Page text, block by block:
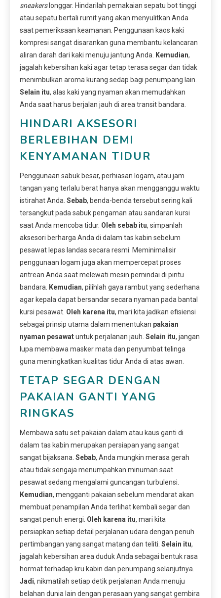
sneakerslonggar. Hindarilah pemakaian sepatu bot tinggi
atau sepatu bertali rumit yang akan menyulitkan Anda
saat pemeriksaan keamanan. Penggunaan kaos kaki
kompresi sangat disarankan guna membantu kelancaran
aliran darah dari kaki menuju jantung Anda.
Kemudian,
jagalah kebersihan kaki agar tetap terasa segar dan tidak
menimbulkan aroma kurang sedap bagi penumpang lain.
Selain itu, alas kaki yang nyaman akan memudahkan
Anda saat harus berjalan jauh di area transit bandara.
HINDARI AKSESORI
BERLEBIHAN DEMI
KENYAMANAN TIDUR
Penggunaan sabuk besar, perhiasan logam, atau jam
tangan yang terlalu berat hanya akan mengganggu waktu
istirahat Anda. Sebab, benda-benda tersebut sering kali
tersangkut pada sabuk pengaman atau sandaran kursi
saat Anda mencoba tidur. Oleh sebab itu, simpanlah
aksesori berharga Anda di dalam tas kabin sebelum
pesawat lepas landas secara resmi. Meminimalisir
penggunaan logam juga akan mempercepat proses
antrean Anda saat melewati mesin pemindai di pintu
bandara.
Kemudian, pilihlah gaya rambut yang sederhana
agar kepala dapat bersandar secara nyaman pada bantal
kursi pesawat. Oleh karena itu, mari kita jadikan efisiensi
sebagai prinsip utama dalam menentukan pakaian
nyaman pesawatuntuk perjalanan jauh. Selain itu, jangan
lupa membawa masker mata dan penyumbat telinga
guna meningkatkan kualitas tidur Anda di atas awan.
TETAP SEGAR DENGAN
PAKAIAN GANTI YANG
RINGKAS
Membawa satu set pakaian dalam atau kaus ganti di
dalam tas kabin merupakan persiapan yang sangat
sangat bijaksana. Sebab, Anda mungkin merasa gerah
atau tidak sengaja menumpahkan minuman saat
pesawat sedang mengalami guncangan turbulensi.
Kemudian, mengganti pakaian sebelum mendarat akan
membuat penampilan Anda terlihat kembali segar dan
sangat penuh energi. Oleh karena itu, mari kita
persiapkan setiap detail perjalanan udara dengan penuh
pertimbangan yang sangat matang dan teliti. Selain itu,
jagalah kebersihan area duduk Anda sebagai bentuk rasa
hormat terhadap kru kabin dan penumpang selanjutnya.
Jadi, nikmatilah setiap detik perjalanan Anda menuju
belahan dunia lain dengan perasaan yang sangat gembira